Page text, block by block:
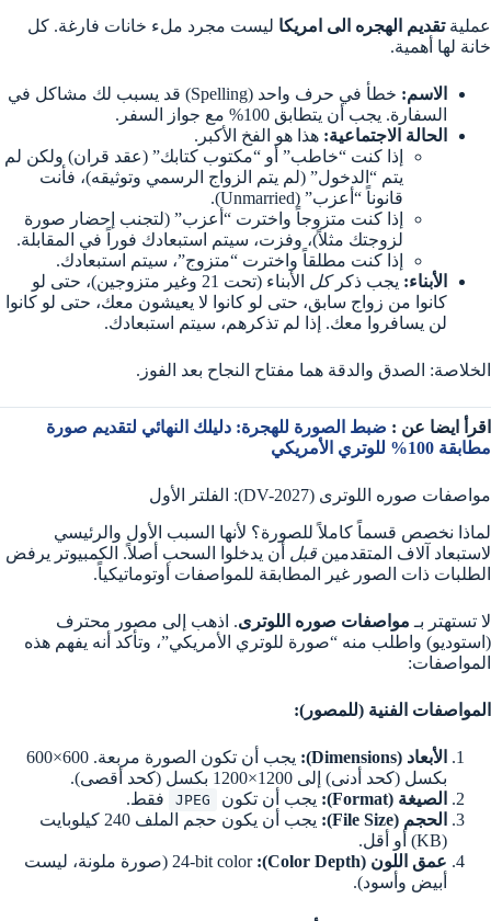
عمليةتقديم الهجره الى امريكا ليست مجرد ملء خانات فارغة. كل
خانة لها أهمية.
الاسم:
خطأ في حرف واحد (Spelling) قد يسبب لك مشاكل في
السفارة. يجب أن يتطابق 100% مع جواز السفر.
الحالة الاجتماعية: هذا هو الفخ الأكبر.
إذا كنت “خاطب” أو “مكتوب كتابك” (عقد قران) ولكن لم
يتم “الدخول” (لم يتم الزواج الرسمي وتوثيقه)، فأنت
قانوناً “أعزب” (Unmarried).
إذا كنت متزوجاً واخترت “أعزب” (لتجنب إحضار صورة
لزوجتك مثلاً)، وفزت، سيتم استبعادك فوراً في المقابلة.
إذا كنت مطلقاً واخترت “متزوج”، سيتم استبعادك.
الأبناء: يجب ذكركل
الأبناء (تحت 21 وغير متزوجين)، حتى لو
كانوا من زواج سابق، حتى لو كانوا لا يعيشون معك، حتى لو كانوا
لن يسافروا معك. إذا لم تذكرهم، سيتم استبعادك.
الخلاصة: الصدق والدقة هما مفتاح النجاح بعد الفوز.
اقرأ ايضا عن : ضبط الصورة للهجرة: دليلك النهائي لتقديم صورة
مطابقة 100% للوتري الأمريكي
مواصفات صوره اللوترى (DV-2027): الفلتر الأول
لماذا نخصص قسماً كاملاً للصورة؟ لأنها السبب الأول والرئيسي
لاستبعاد آلاف المتقدمين قبل أن يدخلوا السحب أصلاً. الكمبيوتر يرفض
الطلبات ذات الصور غير المطابقة للمواصفات أوتوماتيكياً.
لا تستهتر بـ مواصفات صوره اللوترى. اذهب إلى مصور محترف
(استوديو) واطلب منه “صورة للوتري الأمريكي”، وتأكد أنه يفهم هذه
المواصفات:
المواصفات الفنية (للمصور):
الأبعاد (Dimensions):
يجب أن تكون الصورة مربعة. 600×600
بكسل (كحد أدنى) إلى 1200×1200 بكسل (كحد أقصى).
الصيغة (Format):
يجب أن تكون JPEG
فقط.
الحجم (File Size):
يجب أن يكون حجم الملف 240 كيلوبايت
(KB) أو أقل.
عمق اللون (Color Depth):
24-bit color (صورة ملونة، ليست
أبيض وأسود).